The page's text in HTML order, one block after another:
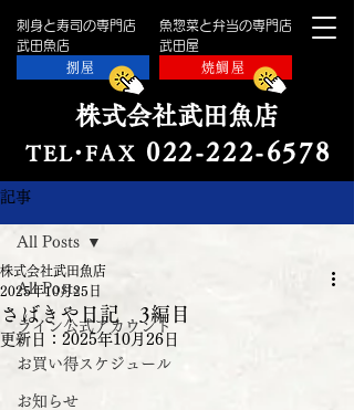
刺身と寿司の専門店
​武田魚店
魚惣菜と弁当の専門店
​武田屋
捌屋
焼鯛屋
株式会社武田魚店
TEL・ FAX 022-222-6578
記事
All Posts
ライン公式アカウント
お買い得スケジュール
お知らせ
All Posts
さばきや日記 3編目
株式会社武田魚店
2025年10月25日
更新日： 2025年10月26日